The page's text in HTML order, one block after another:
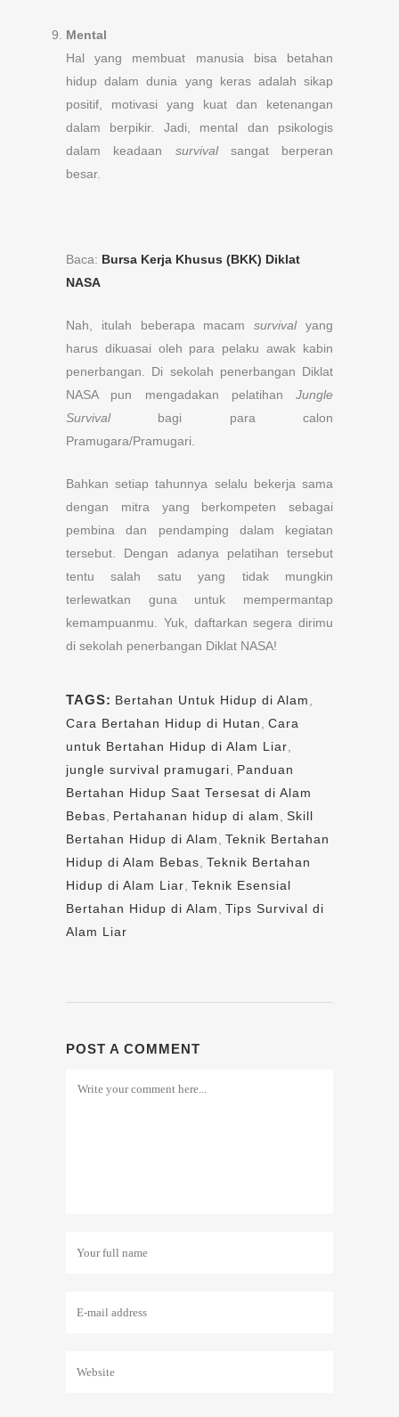
Mental
Hal yang membuat manusia bisa betahan
hidup dalam dunia yang keras adalah sikap
positif, motivasi yang kuat dan ketenangan
dalam berpikir. Jadi, mental dan psikologis
dalam keadaan survivalsangat berperan
besar.
Baca: Bursa Kerja Khusus (BKK) Diklat
NASA
Nah, itulah beberapa macamsurvivalyang
harus dikuasai oleh para pelaku awak kabin
penerbangan. Di sekolah penerbangan Diklat
NASA pun mengadakan pelatihan Jungle
Survivalbagi para calon
Pramugara/Pramugari.
Bahkan setiap tahunnya selalu bekerja sama
dengan mitra yang berkompeten sebagai
pembina dan pendamping dalam kegiatan
tersebut. Dengan adanya pelatihan tersebut
tentu salah satu yang tidak mungkin
terlewatkan guna untuk mempermantap
kemampuanmu. Yuk, daftarkan segera dirimu
di sekolah penerbangan Diklat NASA!
TAGS: Bertahan Untuk Hidup di Alam
Cara Bertahan Hidup di Hutan
Cara
untuk Bertahan Hidup di Alam Liar
jungle survival pramugari
Panduan
Bertahan Hidup Saat Tersesat di Alam
Bebas
Pertahanan hidup di alam
Skill
Bertahan Hidup di Alam
Teknik Bertahan
Hidup di Alam Bebas Teknik Bertahan
Hidup di Alam Liar Teknik Esensial
Bertahan Hidup di Alam
Tips Survival di
Alam Liar
POST A COMMENT